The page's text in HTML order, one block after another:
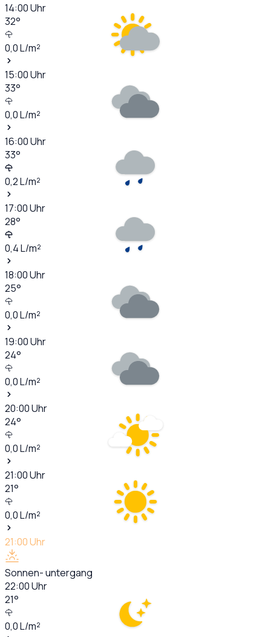
14:00Uhr
32°
0,0L/m²
15:00Uhr
33°
0,0L/m²
16:00Uhr
33°
0,2L/m²
17:00Uhr
28°
0,4L/m²
18:00Uhr
25°
0,0L/m²
19:00Uhr
24°
0,0L/m²
20:00Uhr
24°
0,0L/m²
21:00Uhr
21°
0,0L/m²
21:00Uhr
Sonnen- untergang
22:00Uhr
21°
0,0L/m²